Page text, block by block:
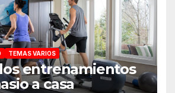
TEMAS VARIOS
entrenamientos
a casa